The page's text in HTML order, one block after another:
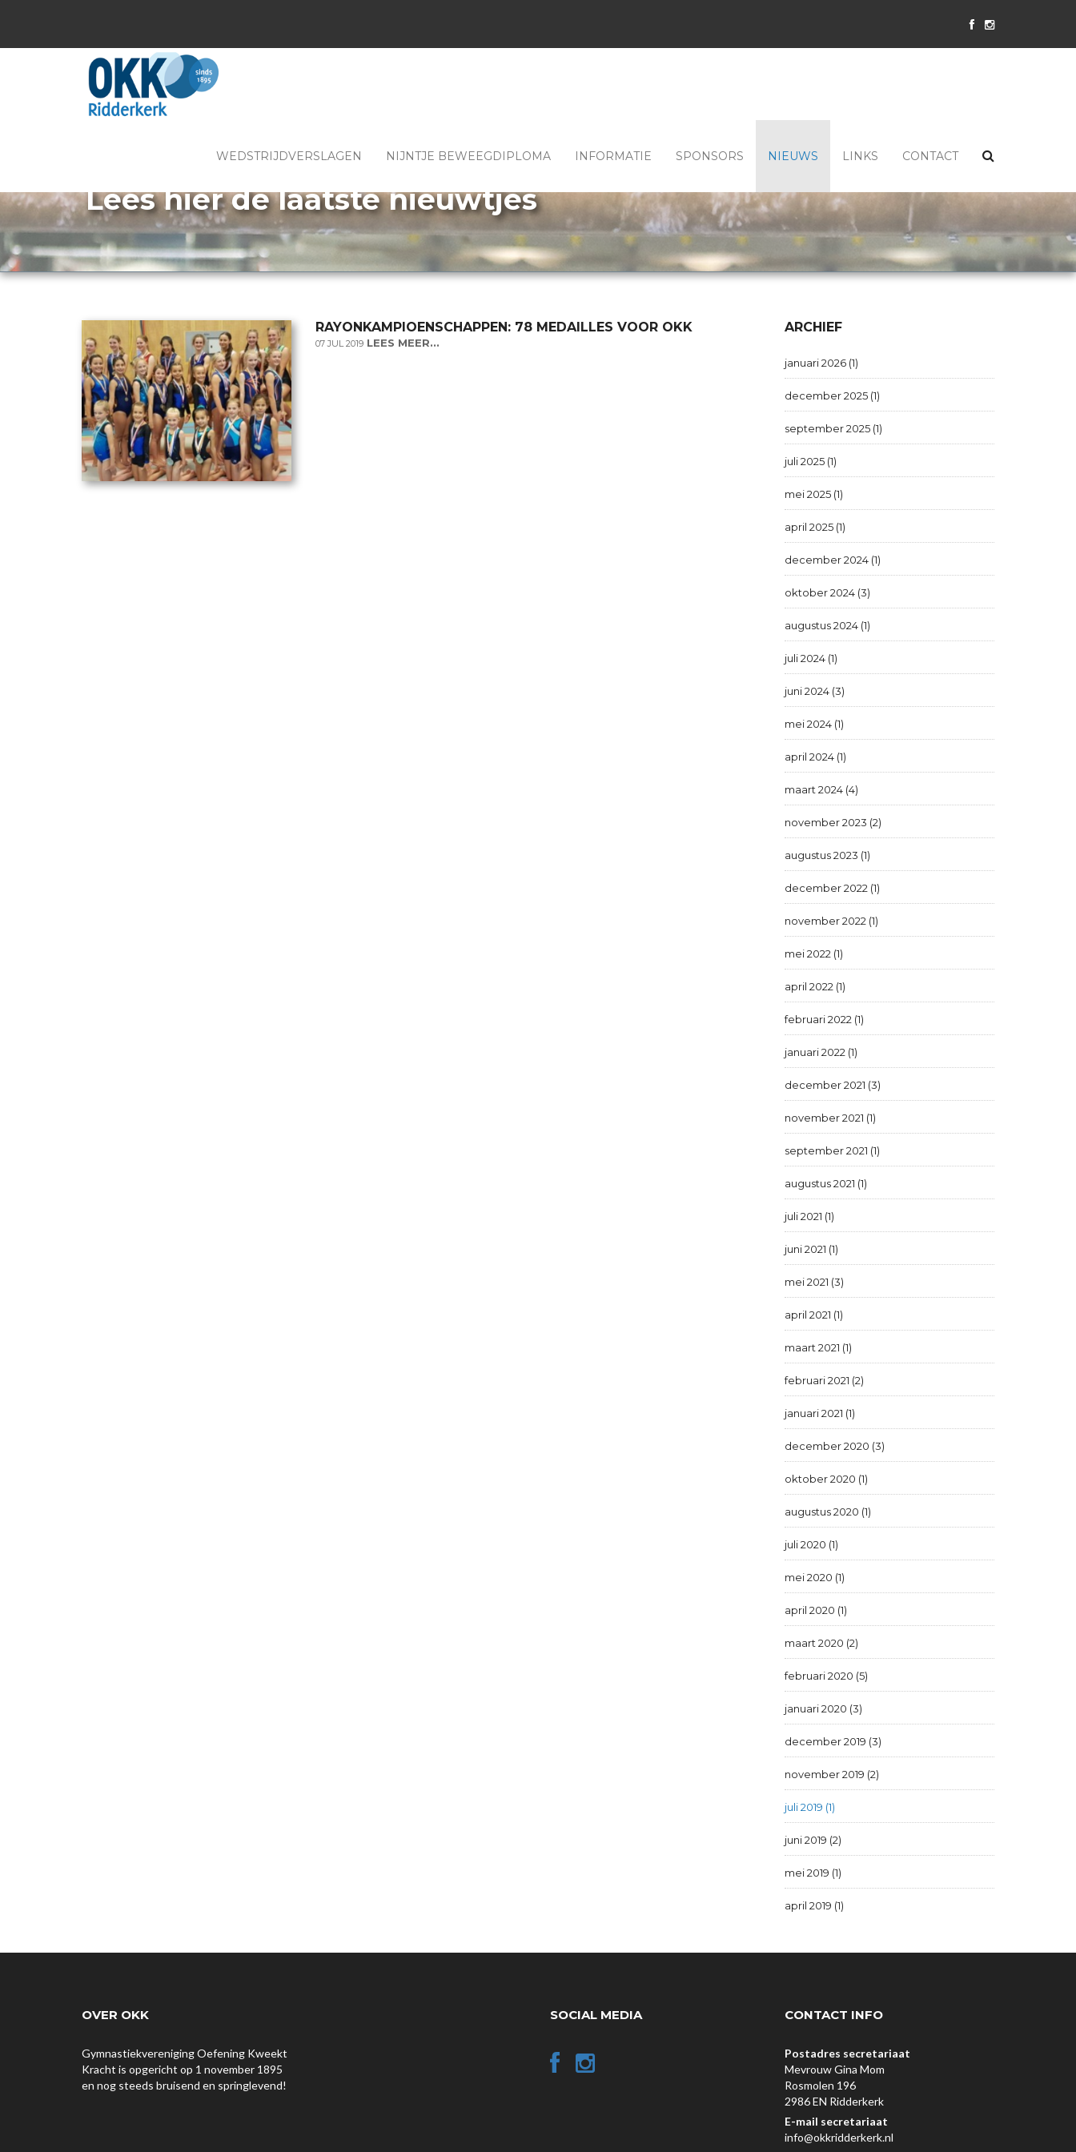
WEDSTRIJDVERSLAGEN NIJNTJE BEWEEGDIPLOMA INFORMATIE SPONSORS NIEUWS LINKS CONTACT
Lees hier de laatste nieuwtjes
RAYONKAMPIOENSCHAPPEN: 78 MEDAILLES VOOR OKK
07 JUL 2019 LEES MEER...
ARCHIEF
januari 2026 (1)
december 2025 (1)
september 2025 (1)
juli 2025 (1)
mei 2025 (1)
april 2025 (1)
december 2024 (1)
oktober 2024 (3)
augustus 2024 (1)
juli 2024 (1)
juni 2024 (3)
mei 2024 (1)
april 2024 (1)
maart 2024 (4)
november 2023 (2)
augustus 2023 (1)
december 2022 (1)
november 2022 (1)
mei 2022 (1)
april 2022 (1)
februari 2022 (1)
januari 2022 (1)
december 2021 (3)
november 2021 (1)
september 2021 (1)
augustus 2021 (1)
juli 2021 (1)
juni 2021 (1)
mei 2021 (3)
april 2021 (1)
maart 2021 (1)
februari 2021 (2)
januari 2021 (1)
december 2020 (3)
oktober 2020 (1)
augustus 2020 (1)
juli 2020 (1)
mei 2020 (1)
april 2020 (1)
maart 2020 (2)
februari 2020 (5)
januari 2020 (3)
december 2019 (3)
november 2019 (2)
juli 2019 (1)
juni 2019 (2)
mei 2019 (1)
april 2019 (1)
OVER OKK
Gymnastiekvereniging Oefening Kweekt
Kracht is opgericht op 1 november 1895
en nog steeds bruisend en springlevend!
SOCIAL MEDIA CONTACT INFO
Postadres secretariaat
Mevrouw Gina Mom
Rosmolen 196
2986 EN Ridderkerk
E-mail secretariaat
info@okkridderkerk.nl